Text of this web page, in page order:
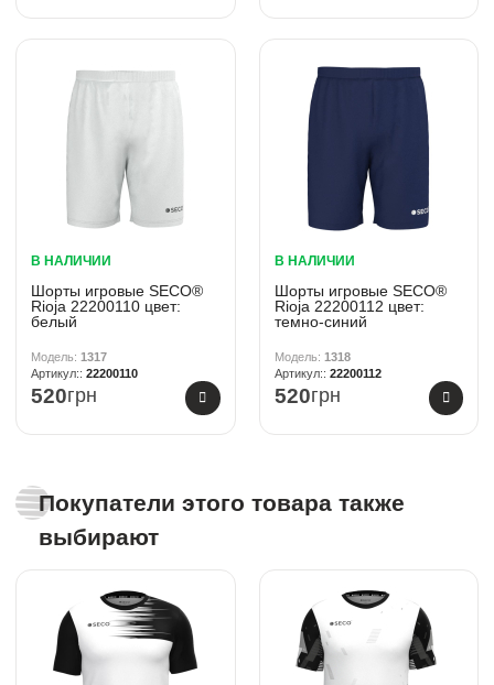
В НАЛИЧИИ
Шорты игровые SECO®
Rioja 22200110 цвет:
белый
1317
22200110
520грн
В НАЛИЧИИ
Шорты игровые SECO®
Rioja 22200112 цвет:
темно-синий
1318
22200112
520грн
Покупатели этого товара также
выбирают